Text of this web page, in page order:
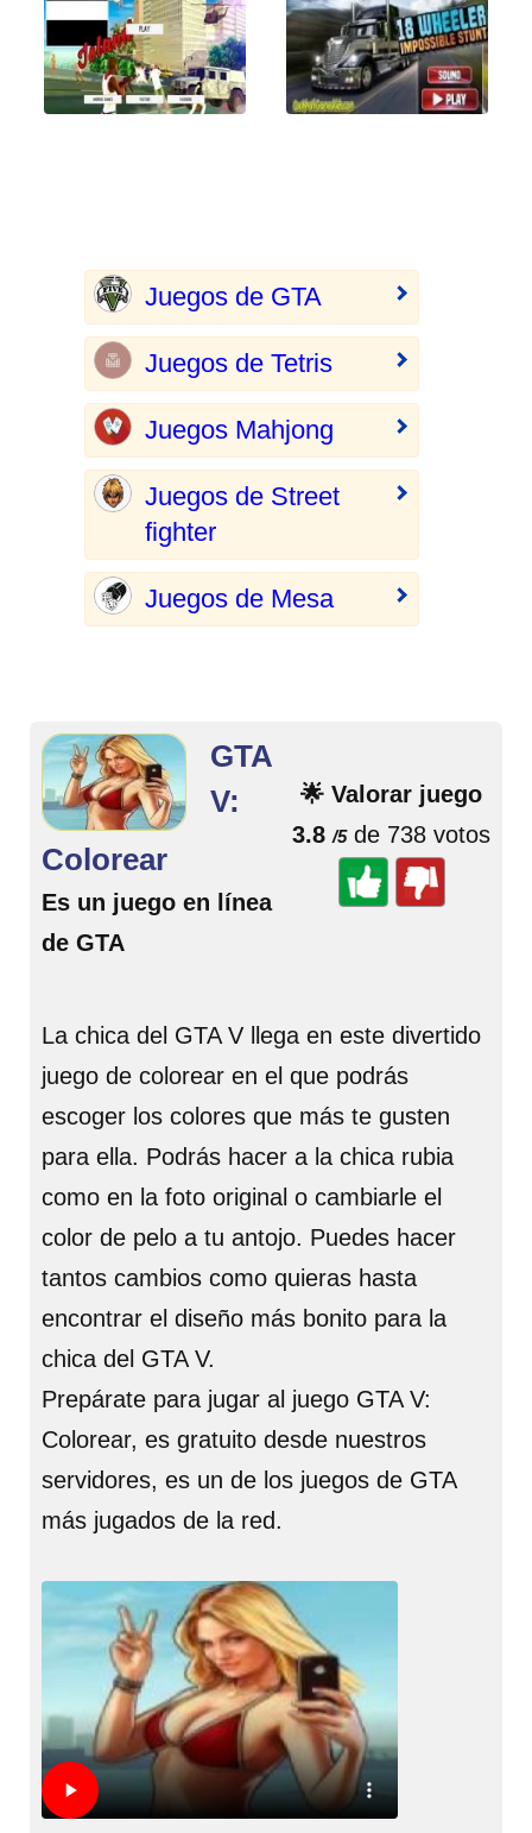
Juegos de GTA
Juegos de Tetris
Juegos Mahjong
Juegos de Street
fighter
Juegos de Mesa
🌟 Valorar juego
3.8 /5de 738 votos
GTA
V:
Colorear
Es un juego en línea
de GTA
La chica del GTA V llega en este divertido
juego de colorear en el que podrás
escoger los colores que más te gusten
para ella. Podrás hacer a la chica rubia
como en la foto original o cambiarle el
color de pelo a tu antojo. Puedes hacer
tantos cambios como quieras hasta
encontrar el diseño más bonito para la
chica del GTA V.
Prepárate para jugar al juego GTA V:
Colorear, es gratuito desde nuestros
servidores, es un de los juegos de GTA
más jugados de la red.